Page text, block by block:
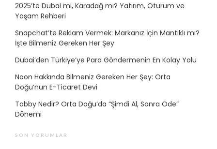
2025’te Dubai mi, Karadağ mı? Yatırım, Oturum ve
Yaşam Rehberi
Snapchat’te Reklam Vermek: Markanız İçin Mantıklı mı?
İşte Bilmeniz Gereken Her Şey
Dubai’den Türkiye’ye Para Göndermenin En Kolay Yolu
Noon Hakkında Bilmeniz Gereken Her Şey: Orta
Doğu’nun E-Ticaret Devi
Tabby Nedir? Orta Doğu’da “Şimdi Al, Sonra Öde”
Dönemi
SON YORUMLAR